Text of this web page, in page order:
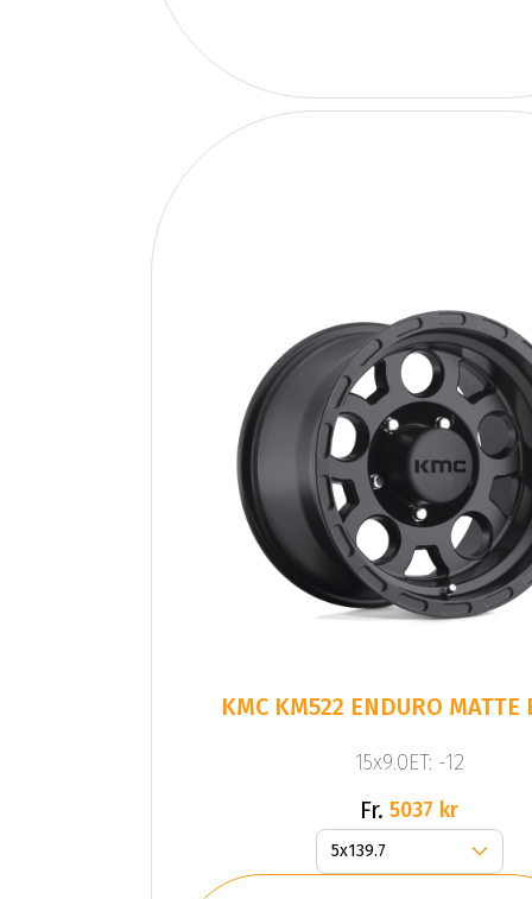
KMC KM522 ENDURO MATTE
15x9.0ET: -12
Fr. 5037 kr